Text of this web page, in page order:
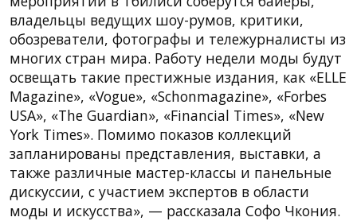
владельцы ведущих шоу-румов, критики,
обозреватели, фотографы и тележурналисты из
многих стран мира. Работу недели моды будут
освещать такие престижные издания, как «ELLE
Magazine», «Vogue», «Schonmagazine», «Forbes
USA», «The Guardian», «Financial Times», «New
York Times». Помимо показов коллекций
запланированы представления, выставки, а
также различные мастер-классы и панельные
дискуссии, с участием экспертов в области
моды и искусства», — рассказала Софо Чкония.